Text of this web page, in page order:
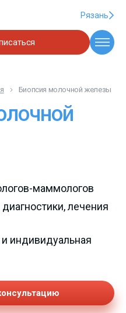
Рязань
Биопсия молочной железы
маммологов
лечения
индивидуальная